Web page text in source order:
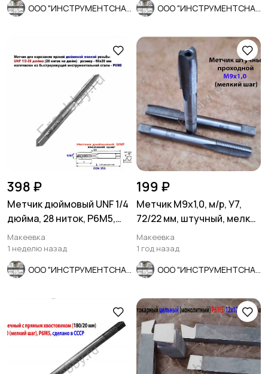
398 ₽
Метчик дюймовый UNF 1/4
дюйма, 28 ниток, Р6М5,
мелкий шаг, 66/26 мм.
Макеевка
1 неделю назад
199 ₽
Метчик М9х1,0, м/р, У7,
72/22 мм, штучный, мелкий
шаг.
Макеевка
1 год назад